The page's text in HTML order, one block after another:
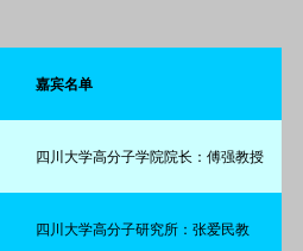
嘉宾名单
四川大学高分子学院院长：傅强教授
四川大学高分子研究所：张爱民教